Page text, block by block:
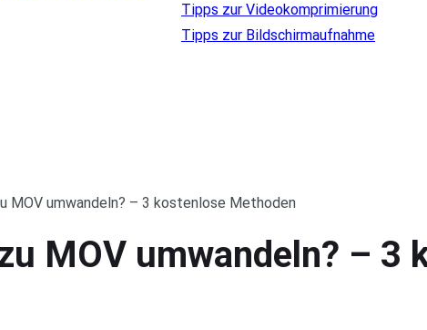
Tipps zur Videokomprimierung
Tipps zur Bildschirmaufnahme
MOV umwandeln? – 3 kostenlose Methoden
MOV umwandeln? – 3